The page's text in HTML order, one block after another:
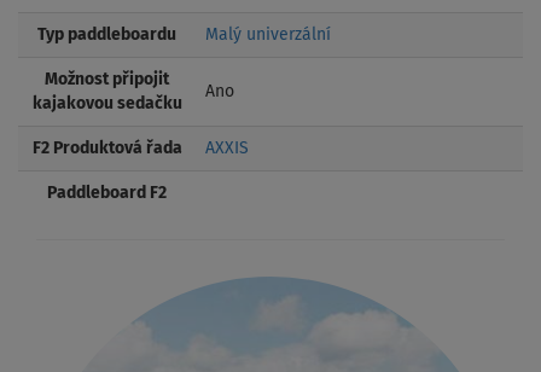
Typ paddleboardu Malý univerzální
Možnost připojit
kajakovou sedačku
Ano
F2 Produktová řada AXXIS
Paddleboard F2